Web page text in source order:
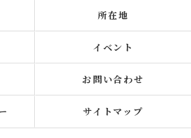
所在地
イベント
お問い合わせ
サイトマップ